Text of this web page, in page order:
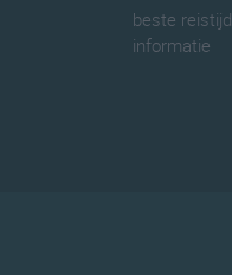
beste reistijd
informatie